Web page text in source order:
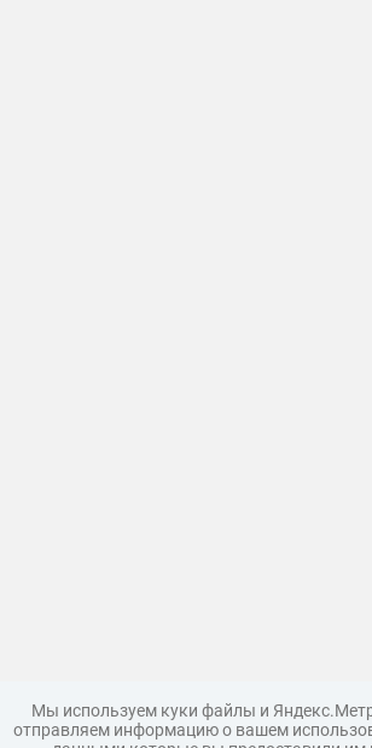
Мы используем куки файлы и
отправляем информацию о вашем